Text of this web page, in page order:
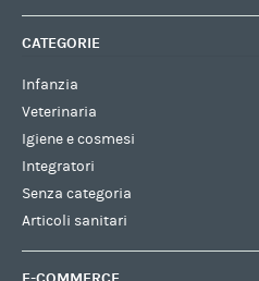
CATEGORIE
Infanzia
Veterinaria
Igiene e cosmesi
Integratori
Senza categoria
Articoli sanitari